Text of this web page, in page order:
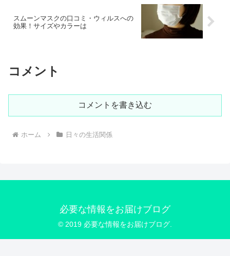
スムーンマスクの口コミ・ウィルスへの
効果！サイズやカラーは
コメント
コメントを書き込む
ホーム 日々の生活関係
必要な情報をお届けブログ
© 2019 必要な情報をお届けブログ.